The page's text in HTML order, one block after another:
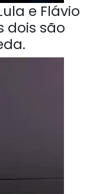
e Flávio
dois são